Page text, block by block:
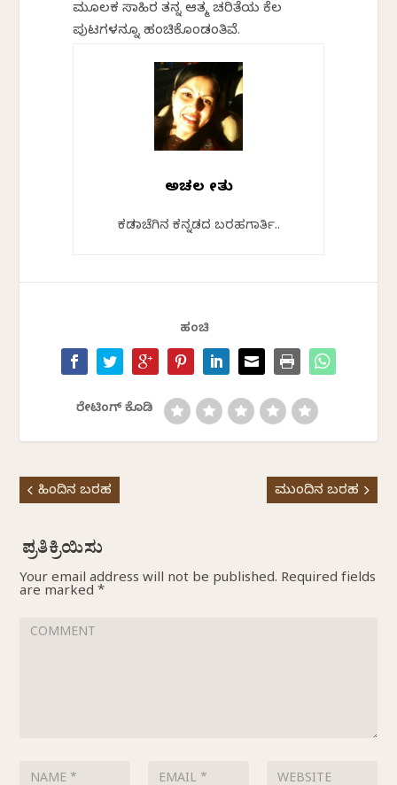
ಮೂಲಕ ಸಾಹಿರ ತನ್ನ ಆತ್ಮ ಚರಿತೆಯ ಕೆಲ
ಪುಟಗಳನ್ನೂ ಹಂಚಿಕೊಂಡಂತಿವೆ.
ಅಚಲ ಸೇತು
ಕಡಲಾಚೆಗಿನ ಕನ್ನಡದ ಬರಹಗಾರ್ತಿ..
ಹಂಚಿ
ರೇಟಿಂಗ್ ಕೊಡಿ
ಹಿಂದಿನ ಬರಹ ಮುಂದಿನ ಬರಹ
Your email address will not be published. Required fields
are marked *